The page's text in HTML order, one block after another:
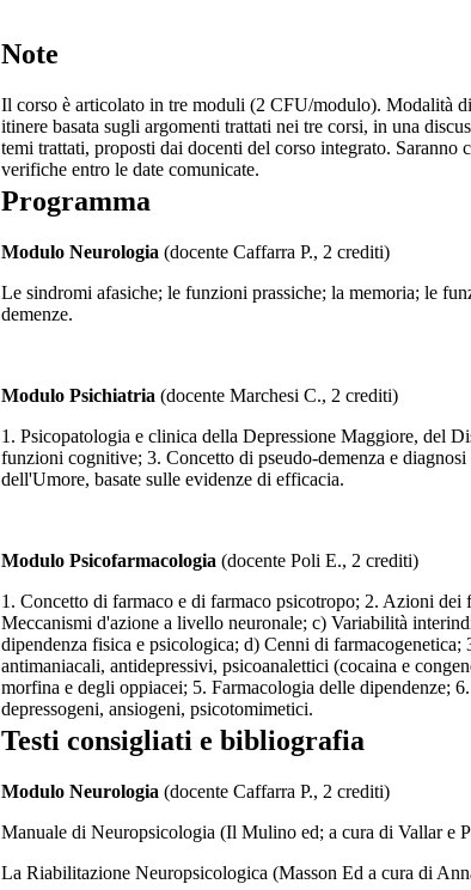
Note
Il corso è articolato in tre moduli (2 CFU/modulo). Modalità
itinere basata sugli argomenti trattati nei tre corsi, in una
temi trattati, proposti dai docenti del corso integrato.
verifiche entro le date comunicate.
Programma
Modulo Neurologia (docente Caffarra P., 2 crediti)
Le sindromi afasiche; le funzioni prassiche; la memoria; le
demenze.
Modulo Psichiatria (docente Marchesi C., 2 crediti)
1. Psicopatologia e clinica della Depressione Maggiore, del
funzioni cognitive; 3. Concetto di pseudo-demenza e
dell'Umore, basate sulle evidenze di efficacia.
Modulo Psicofarmacologia (docente Poli E., 2 crediti)
1. Concetto di farmaco e di farmaco psicotropo; 2. Azioni dei
Meccanismi d'azione a livello neuronale; c) Variabilità
dipendenza fisica e psicologica; d) Cenni di
antimaniacali, antidepressivi, psicoanalettici (cocaina e
morfina e degli oppiacei; 5. Farmacologia delle dipendenze;
depressogeni, ansiogeni, psicotomimetici.
Testi consigliati e bibliografia
Modulo Neurologia (docente Caffarra P., 2 crediti)
Manuale di Neuropsicologia (Il Mulino ed; a cura di Vallar e
La Riabilitazione Neuropsicologica (Masson Ed a cura di